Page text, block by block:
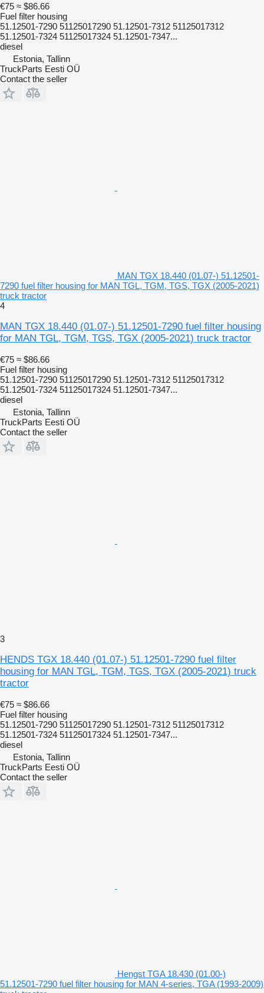
€75 ≈ $86.66
Fuel filter housing
51.12501-7290 51125017290 51.12501-7312 51125017312
51.12501-7324 51125017324 51.12501-7347...
diesel
Estonia, Tallinn
TruckParts Eesti OÜ
Contact the seller
MAN TGX 18.440 (01.07-) 51.12501-
7290 fuel filter housing for MAN TGL, TGM, TGS, TGX (2005-2021)
truck tractor
4
MAN TGX 18.440 (01.07-) 51.12501-7290 fuel filter housing
for MAN TGL, TGM, TGS, TGX (2005-2021) truck tractor
€75 ≈ $86.66
Fuel filter housing
51.12501-7290 51125017290 51.12501-7312 51125017312
51.12501-7324 51125017324 51.12501-7347...
diesel
Estonia, Tallinn
TruckParts Eesti OÜ
Contact the seller
3
HENDS TGX 18.440 (01.07-) 51.12501-7290 fuel filter
housing for MAN TGL, TGM, TGS, TGX (2005-2021) truck
tractor
€75 ≈ $86.66
Fuel filter housing
51.12501-7290 51125017290 51.12501-7312 51125017312
51.12501-7324 51125017324 51.12501-7347...
diesel
Estonia, Tallinn
TruckParts Eesti OÜ
Contact the seller
Hengst TGA 18.430 (01.00-)
51.12501-7290 fuel filter housing for MAN 4-series, TGA (1993-2009)